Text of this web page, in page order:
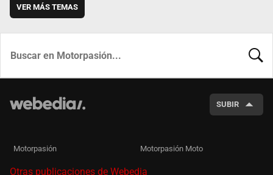
VER MÁS TEMAS
SUBIR
Motorpasión Motorpasión Moto
Otras publicaciones de Webedia